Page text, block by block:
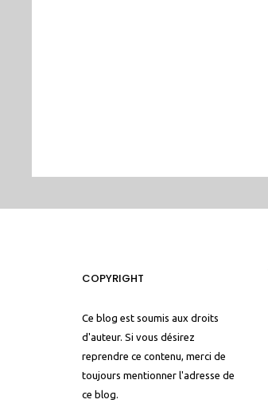
COPYRIGHT
Ce blog est soumis aux droits
d'auteur. Si vous désirez
reprendre ce contenu, merci de
toujours mentionner l'adresse de
ce blog.